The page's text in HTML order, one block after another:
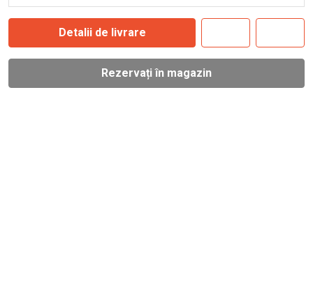
Detalii de livrare
Rezervați în magazin